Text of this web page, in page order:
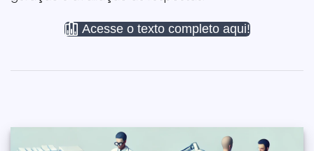
Acesse o texto completo aqui!